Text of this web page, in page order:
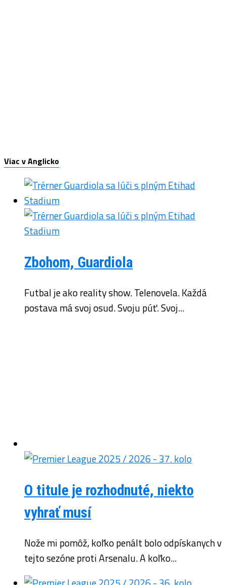
Viac v Anglicko
Zbohom, Guardiola
Futbal je ako reality show. Telenovela. Každá
postava má svoj osud. Svoju púť. Svoj...
O titule je rozhodnuté, niekto
vyhrať musí
Nože mi pomôž, koľko penált bolo odpískanych v
tejto sezóne proti Arsenalu. A koľko...